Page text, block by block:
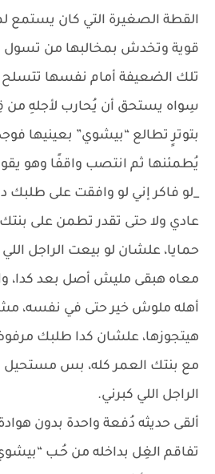
القطة الصغيرة التي كان يستمع
قوية وتخدش بمخالبها من تسول
تلك الضعيفة أمام نفسها تتسلح
سِواه يستحق أن يُحارب لأجلهِ من
بتوترٍ تطالع “بيشوي” بعينيها
يُطمئنها ثم انتصب واقفًا وهو
_لو فاكر إني لو وافقت على طلبك
عادي ولا حتى تقدر تطمن على
حمايا، علشان لو بيعت الراجل
معاه هبقى مليش أصل بعد كدا،
أهله ملوش خير حتى في نفسه،
هيتجوزها، علشان كدا طلبك
مع بنتك العمر كله، بس
الراجل اللي كبرني.
ألقى حديثه دُفعة واحدة بدون هوادة
تفاقم الغِل بداخله من حُـب